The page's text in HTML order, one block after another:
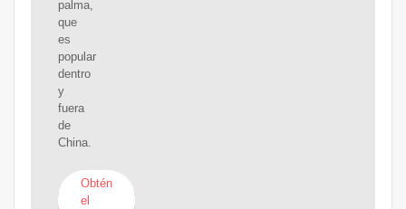
palma,
que
es
popular
dentro
y
fuera
de
China.
Obtén
el